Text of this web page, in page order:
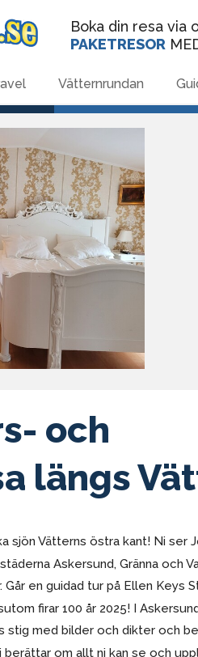
Boka din resa via
PAKETRESOR
Vätternrundan
och
längs
sjön Vätterns östra kant! Ni ser
Askersund, Gränna och
en guidad tur på Ellen Keys
firar 100 år 2025! I
med bilder och dikter och
om allt ni kan se och